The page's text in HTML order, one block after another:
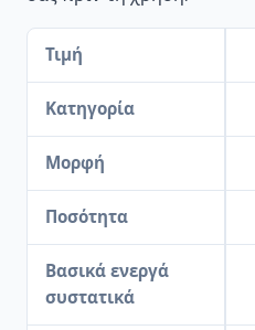
Τιμή
Κατηγορία
Μορφή
Ποσότητα
Βασικά ενεργά
συστατικά